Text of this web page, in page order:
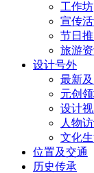
工作坊
宣传
节日
旅游
设计号外
最新
元创
设计
人物
文化
位置及交通
历史传承